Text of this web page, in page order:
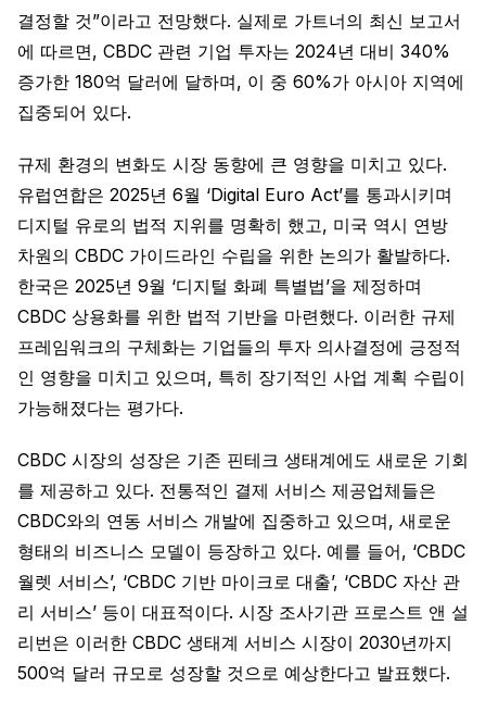
결정할 것”이라고 전망했다. 실제로 가트너의 최신 보고서
에 따르면, CBDC 관련 기업 투자는 2024년 대비 340%
증가한 180억 달러에 달하며, 이 중 60%가 아시아 지역에
집중되어 있다.
규제 환경의 변화도 시장 동향에 큰 영향을 미치고 있다.
유럽연합은 2025년 6월 ‘Digital Euro Act’를 통과시키며
디지털 유로의 법적 지위를 명확히 했고, 미국 역시 연방
차원의 CBDC 가이드라인 수립을 위한 논의가 활발하다.
한국은 2025년 9월 ‘디지털 화폐 특별법’을 제정하며
CBDC 상용화를 위한 법적 기반을 마련했다. 이러한 규제
프레임워크의 구체화는 기업들의 투자 의사결정에 긍정적
인 영향을 미치고 있으며, 특히 장기적인 사업 계획 수립이
가능해졌다는 평가다.
CBDC 시장의 성장은 기존 핀테크 생태계에도 새로운 기회
를 제공하고 있다. 전통적인 결제 서비스 제공업체들은
CBDC와의 연동 서비스 개발에 집중하고 있으며, 새로운
형태의 비즈니스 모델이 등장하고 있다. 예를 들어, ‘CBDC
월렛 서비스’, ‘CBDC 기반 마이크로 대출’, ‘CBDC 자산 관
리 서비스’ 등이 대표적이다. 시장 조사기관 프로스트 앤 설
리번은 이러한 CBDC 생태계 서비스 시장이 2030년까지
500억 달러 규모로 성장할 것으로 예상한다고 발표했다.